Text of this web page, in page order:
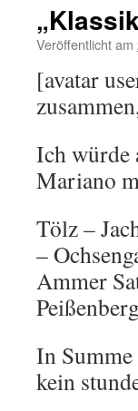
Veröffentlicht am
[avatar
Ich würde
Mariano
Tölz –
–
Ammer
In
kein